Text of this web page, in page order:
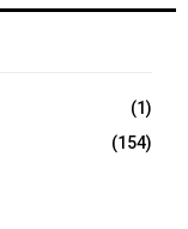
(1)
(154)